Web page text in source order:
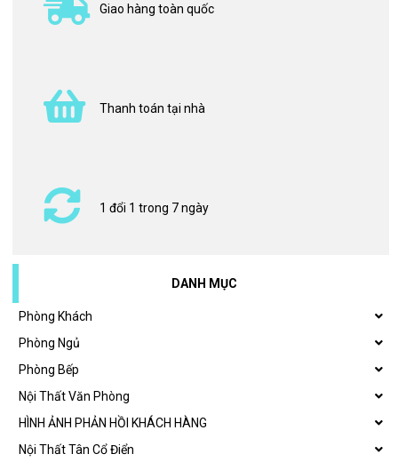
Giao hàng toàn quốc
Thanh toán tại nhà
1 đổi 1 trong 7 ngày
DANH MỤC
Phòng Khách
Phòng Ngủ
Phòng Bếp
Nội Thất Văn Phòng
HÌNH ẢNH PHẢN HỒI KHÁCH HÀNG
Nội Thất Tân Cổ Điển